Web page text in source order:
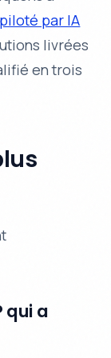
par IA
livrées
en trois
qui a